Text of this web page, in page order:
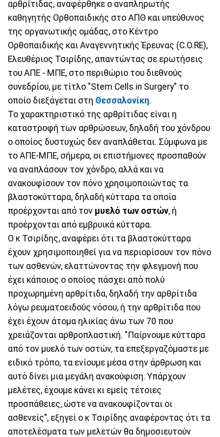
αρθρίτιδας, αναφέρθηκε ο αναπληρωτής
καθηγητής Ορθοπαιδικής στο ΑΠΘ και υπεύθυνος
της οργανωτικής ομάδας, στο Κέντρο
Ορθοπαιδικής και Αναγεννητικής Έρευνας (C.O.RE),
Ελευθέριος Τσιρίδης, απαντώντας σε ερωτήσεις
του ΑΠΕ - ΜΠΕ, στο περιθώριο του διεθνούς
συνεδρίου, με τίτλο "Stem Cells in Surgery" το
οποίο διεξάγεται στη Θεσσαλονίκη.
Το χαρακτηριστικό της αρθρίτιδας είναι η
καταστροφή των αρθρώσεων, δηλαδή του χόνδρου
ο οποίος δυστυχώς δεν αναπλάθεται. Σύμφωνα με
το ΑΠΕ-ΜΠΕ, σήμερα, οι επιστήμονες προσπαθούν
να αναπλάσουν τον χόνδρο, αλλά και να
ανακουφίσουν τον πόνο χρησιμοποιώντας τα
βλαστοκύτταρα, δηλαδή κύτταρα τα οποία
προέρχονται από τον μυελό των οστών, ή
προέρχονται από εμβρυικά κύτταρα.
Ο κ Τσιρίδης, αναφέρει ότι τα βλαστοκύτταρα
έχουν χρησιμοποιηθεί για να περιορίσουν τον πόνο
των ασθενών, ελαττώνοντας την φλεγμονή που
έχει κάποιος ο οποίος πάσχει από πολύ
προχωρημένη αρθρίτιδα, δηλαδή την αρθρίτιδα
λόγω ρευματοειδούς νόσου, ή την αρθρίτιδα που
έχει έχουν άτομα ηλικίας άνω των 70 που
χρειάζονται αρθροπλαστική. "Παίρνουμε κύτταρα
από τον μυελό των οστών, τα επεξεργαζόμαστε με
ειδικό τρόπο, τα ενίουμε μέσα στην άρθρωση και
αυτό δίνει μια μεγάλη ανακούφιση. Υπάρχουν
μελέτες, έχουμε κάνει κι εμείς τέτοιες
προσπάθειες, ώστε να ανακουφίζονται οι
ασθενείς", εξηγεί ο κ Τσιρίδης αναφέροντας ότι τα
αποτελέσματα των μελετών θα δημοσιευτούν